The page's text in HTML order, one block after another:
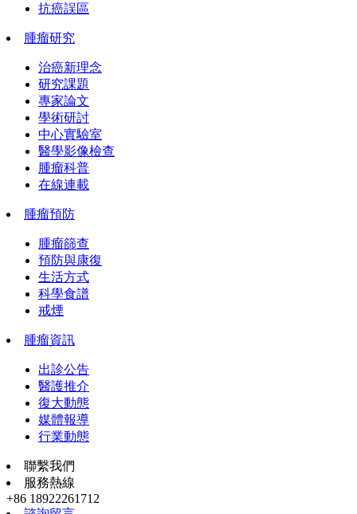
抗癌誤區
腫瘤研究
治癌新理念
研究課題
專家論文
學術研討
中心實驗室
醫學影像檢查
腫瘤科普
在線連載
腫瘤預防
腫瘤篩查
預防與康復
生活方式
科學食譜
戒煙
腫瘤資訊
出診公告
醫護推介
復大動態
媒體報導
行業動態
聯繫我們
服務熱線
+86 18922261712